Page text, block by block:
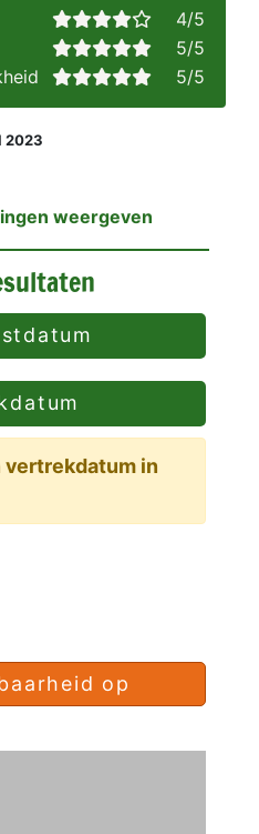
4/5
5/5
5/5
2023
weergeven
vertrekdatum in
op